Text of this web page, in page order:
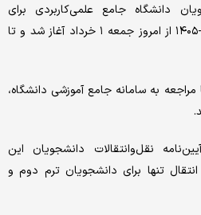
دانشگاه جامع علمی‌کاربردی برای
نیمسال اول سال تحصیلی ۱۴۰۶-۱۴۰۵ از امروز جمعه ۱ خرداد آغاز شد و تا
به سامانه جامع آموزشی دانشگاه،
نقل‌وانتقالات دانشجویان این
تنها برای دانشجویان ترم دوم و